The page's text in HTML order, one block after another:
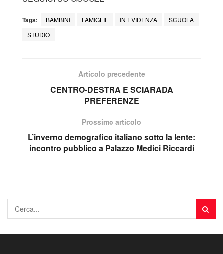
Tags: BAMBINI FAMIGLIE IN EVIDENZA
SCUOLA
STUDIO
Articolo precedente
CENTRO-DESTRA E SCIARADA
PREFERENZE
Prossimo articolo
L’inverno demografico italiano sotto la lente:
incontro pubblico a Palazzo Medici Riccardi